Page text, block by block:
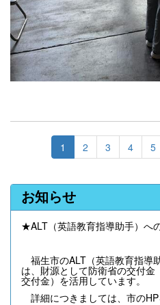
1 2 3 4 5
お知らせ
★ALT（英語教育指導助手）へ
福生市のALT（英語教育指導
は、財源として防衛省の交付
交付金）を活用しています。
詳細につきましては、市のHP